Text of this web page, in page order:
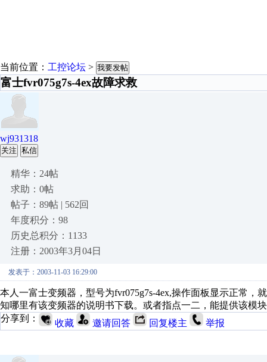
当前位置： 工控论坛 > 我要发帖
富士fvr075g7s-4ex故障求救
wj931318
关注 私信
精华：24帖
求助：0帖
帖子：89帖 | 562回
年度积分：98
历史总积分：1133
注册：2003年3月04日
发表于：2003-11-03 16:29:00
本人一富士变频器，型号为fvr075g7s-4ex,操作面板显示正常
知哪里有该变频器的说明书下载。或者指点一二，能提供该模
分享到：
收藏 邀请回答 回复楼主 举报